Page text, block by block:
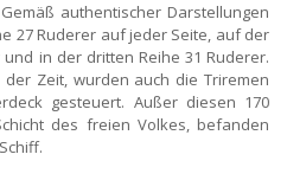
authentischer Darstellungen
27 Ruderer auf jeder Seite, auf der
in der dritten Reihe 31 Ruderer.
Zeit, wurden auch die Triremen
gesteuert. Außer diesen 170
des freien Volkes, befanden